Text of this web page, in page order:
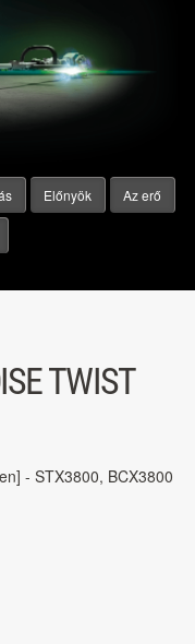
Előnyök Az erő
TWIST
- STX3800, BCX3800